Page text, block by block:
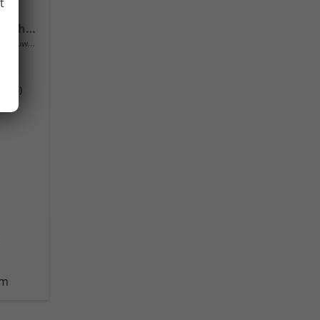
R-Line 115PS DSG Navi+IQ.Light+AHK+Black+Cam+Keyless+Side+Climatronic+Parklenk
Neuwagen